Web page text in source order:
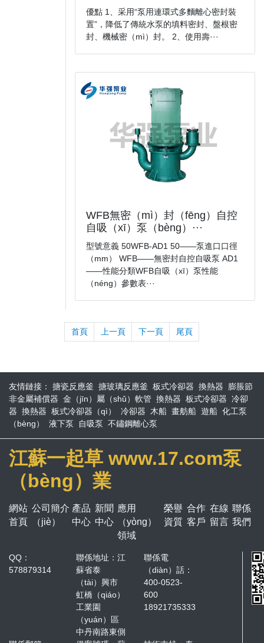
優點 1、采用“泵用連環式多麵離心密封裝
置”，降低了傳統水泵的填料密封、盤根密
封、機械密（mì）封。 2、使用壽···
WFB無密（mì）封（fēng）自控
自吸（xī）泵（bèng）···
型號意義 50WFB-AD1 50——泵進口口徑
（mm） WFB——無密封自控自吸泵 AD1
——性能分類WFB自吸（xī）泵性能
（néng）參數表···
首頁 上一頁 下一頁 尾頁
友情鏈接： 搪瓷反應釜 搪玻璃反應釜 板式冷卻器 換熱器
膨脹節
非金屬補償器 金（jīn）屬（shǔ）軟管 換熱器 板式冷卻器 冷卻
器 換熱器 板式冷卻器（qì） 冷卻器 木船 畫舫船 遊船 化工泵
（bèng）
液下泵 自吸泵 不鏽鋼離心泵
江蘇一起草 www.17.com泵
（bèng）業
網站
首頁
公司簡介
（jiè）
產品
中心
新聞
中心
應用
（yòng）
領域
榮譽
資質
合作
客戶
在線
留言
聯係
我們
QQ：
578879314
聯係地址：江
蘇省泰
（tài）興市
虹橋（qiáo）
工業園
（yuán）區
中丹南路東側
聯係電
（diàn）話：
400-0523-
600
18921735333